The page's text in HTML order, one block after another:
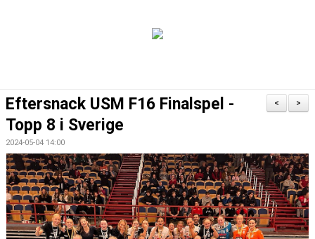
MATCHER
>
<
Eftersnack USM F16 Finalspel -
Topp 8 i Sverige
2024-05-04 14:00